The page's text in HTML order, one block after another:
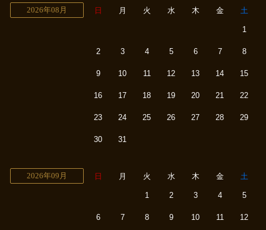
2026年08月 日 月 火 水 木 金 土
1
2 3 4 5 6 7 8
9 10 11 12 13 14 15
16 17 18 19 20 21 22
23 24 25 26 27 28 29
30 31
2026年09月 日 月 火 水 木 金 土
1 2 3 4 5
6 7 8 9 10 11 12